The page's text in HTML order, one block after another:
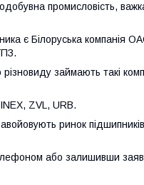
промисловість,
є Білоруська компанія
займають такі
ZVL, URB.
ринок
або залишивши